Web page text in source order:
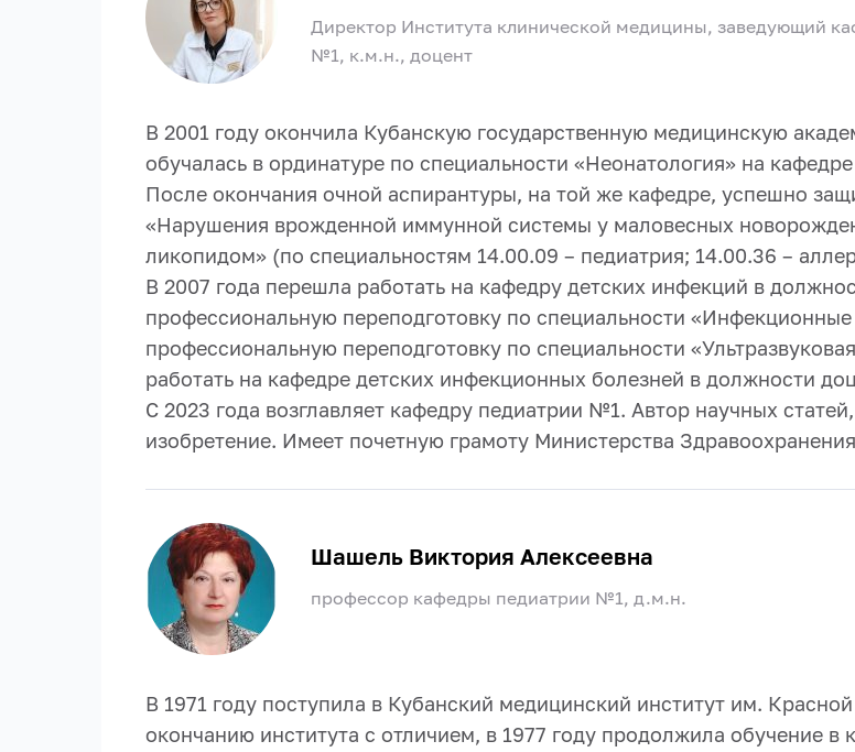
Директор Института клинической медицины, заведующий
№1, к.м.н., доцент
В 2001 году окончила Кубанскую государственную медицинскую
обучалась в ординатуре по специальности «Неонатология» на
После окончания очной аспирантуры, на той же кафедре, успешно
«Нарушения врожденной иммунной системы у маловесных
ликопидом» (по специальностям 14.00.09 – педиатрия; 14.00.36 –
В 2007 года перешла работать на кафедру детских инфекций в
профессиональную переподготовку по специальности
профессиональную переподготовку по специальности
работать на кафедре детских инфекционных болезней в должности
С 2023 года возглавляет кафедру педиатрии №1. Автор научных
изобретение. Имеет почетную грамоту Министерства
Шашель Виктория Алексеевна
профессор кафедры педиатрии №1, д.м.н.
В 1971 году поступила в Кубанский медицинский институт им.
окончанию института с отличием, в 1977 году продолжила обучение в